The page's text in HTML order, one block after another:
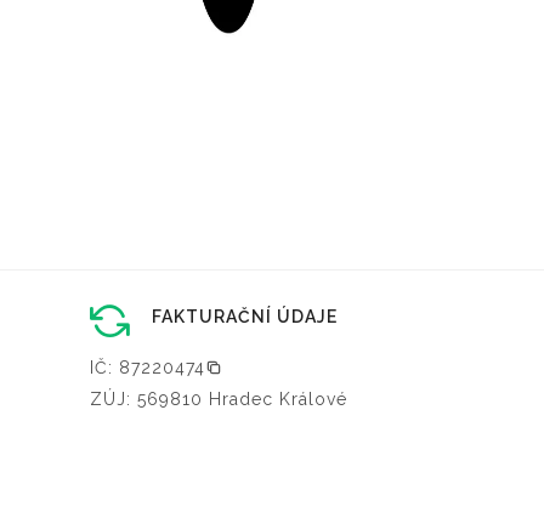
FAKTURAČNÍ ÚDAJE
IČ: 87220474
ZÚJ: 569810 Hradec Králové